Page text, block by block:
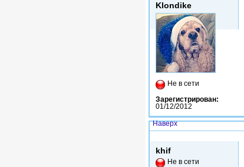
Klondike
Не в сети
Зарегистрирован:
01/12/2012
Наверх
khif
Не в сети